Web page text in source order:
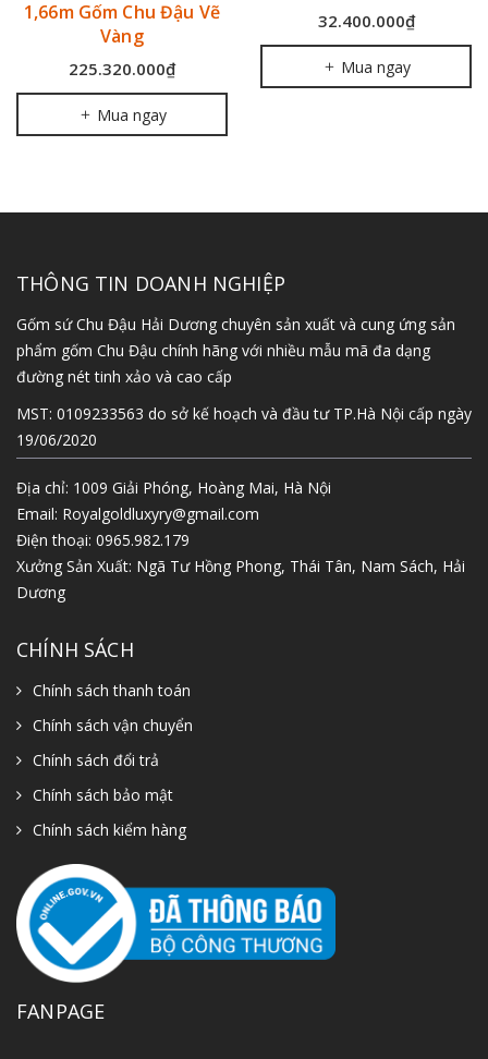
1,66m Gốm Chu Đậu Vẽ
Vàng
225.320.000₫
Mua ngay
32.400.000₫
Mua ngay
THÔNG TIN DOANH NGHIỆP
Gốm sứ Chu Đậu Hải Dương chuyên sản xuất và cung ứng sản
phẩm gốm Chu Đậu chính hãng với nhiều mẫu mã đa dạng
đường nét tinh xảo và cao cấp
MST: 0109233563 do sở kế hoạch và đầu tư TP.Hà Nội cấp ngày
19/06/2020
Địa chỉ: 1009 Giải Phóng, Hoàng Mai, Hà Nội
Email: Royalgoldluxyry@gmail.com
Điện thoại: 0965.982.179
Xưởng Sản Xuất: Ngã Tư Hồng Phong, Thái Tân, Nam Sách, Hải
Dương
CHÍNH SÁCH
Chính sách thanh toán
Chính sách vận chuyển
Chính sách đổi trả
Chính sách bảo mật
Chính sách kiểm hàng
FANPAGE